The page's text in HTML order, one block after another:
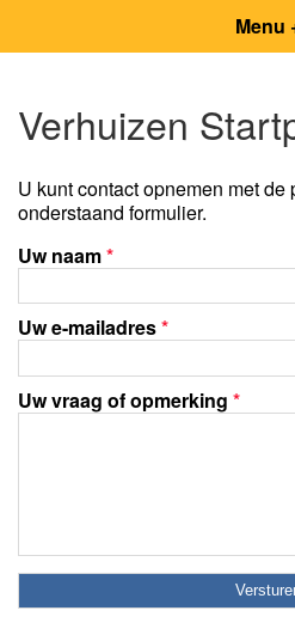
Menu
Verhuizen
U kunt contact opnemen met
onderstaand formulier.
Uw naam*
Uw e-mailadres*
Uw vraag of opmerking *